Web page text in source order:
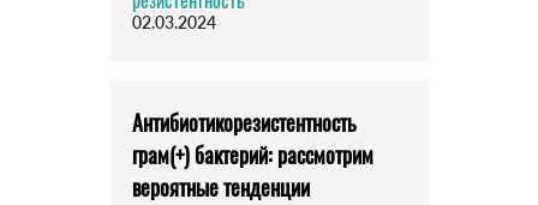
02.03.2024
Антибиотикорезистентность
грам(+) бактерий: рассмотрим
вероятные тенденции